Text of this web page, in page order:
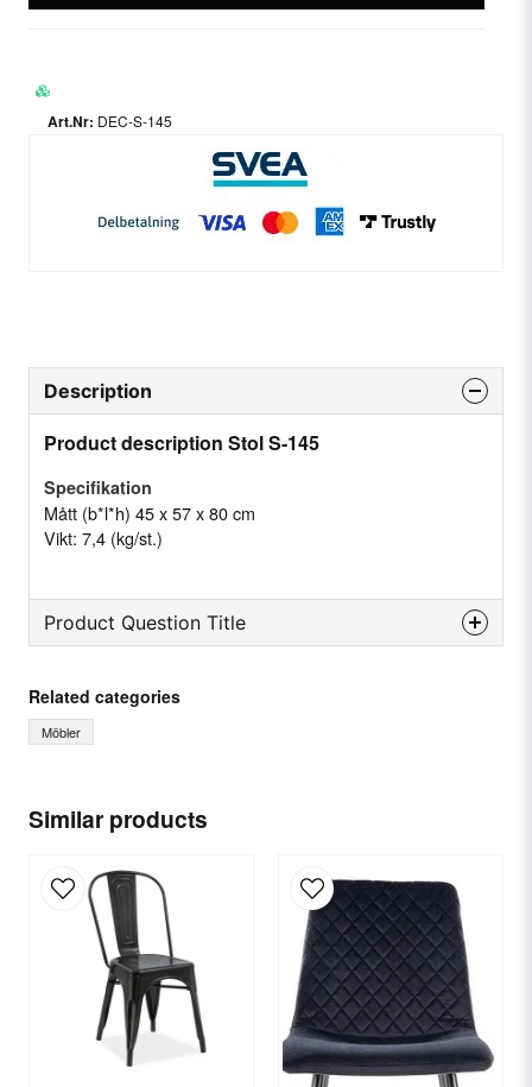
DEC-S-145
Similar products
Description
Product description Stol S-145
Specifikation
Mått (b*l*h) 45 x 57 x 80 cm
Vikt: 7,4 (kg/st.)
Product Question Title
Ask us something about this product...
Name
email
Email
Yes, you can publish my question.
Related categories
Möbler